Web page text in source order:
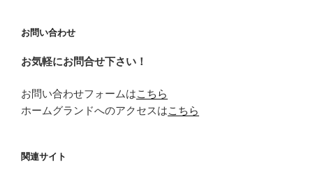
お問い合わせ
お気軽にお問合せ下さい！
お問い合わせフォームはこちら
ホームグランドへのアクセスはこちら
関連サイト